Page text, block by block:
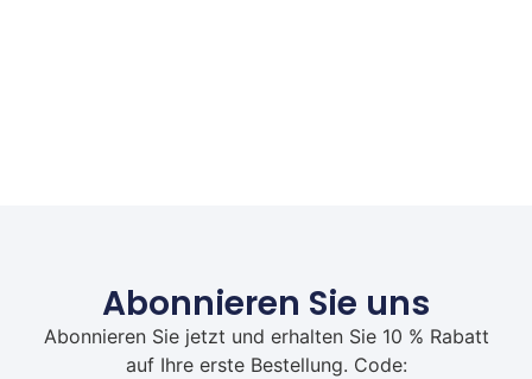
Abonnieren Sie uns
Abonnieren Sie jetzt und erhalten Sie 10 % Rabatt
auf Ihre erste Bestellung. Code: